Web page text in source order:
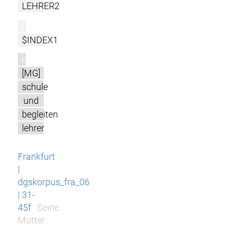
LEHRER2
$INDEX1
m
[MG]
schule
und
begleiten
lehrer
Frankfurt
|
dgskorpus_fra_06
| 31-
45f
Seine
Mutter